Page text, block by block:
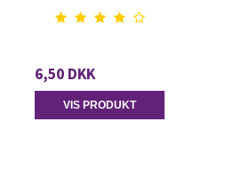
6,50 DKK
VIS PRODUKT